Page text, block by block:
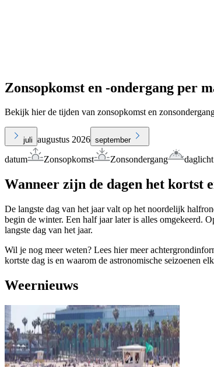
Zonsopkomst en -ondergang per
Bekijk hier de tijden van zonsopkomst en
juli augustus 2026 september
datum Zonsopkomst Zonsondergang daglicht
Wanneer zijn de dagen het kortst
De langste dag van het jaar valt op het noordelijk
begin de winter. Een half jaar later is alles omgekeerd.
langste dag van het jaar.
Wil je nog meer weten? Lees hier meer
kortste dag is en waarom de astronomische seizoenen
Weernieuws